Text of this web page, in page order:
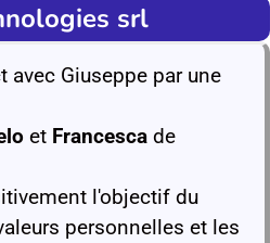
srl
Giuseppe par une
et Francesca de
l'objectif du
personnelles et les